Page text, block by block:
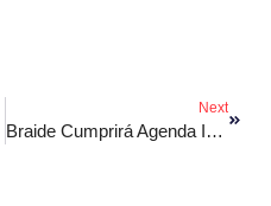
Next
Braide Cumprirá Agenda Institucional Em Brasília No Fim De Março